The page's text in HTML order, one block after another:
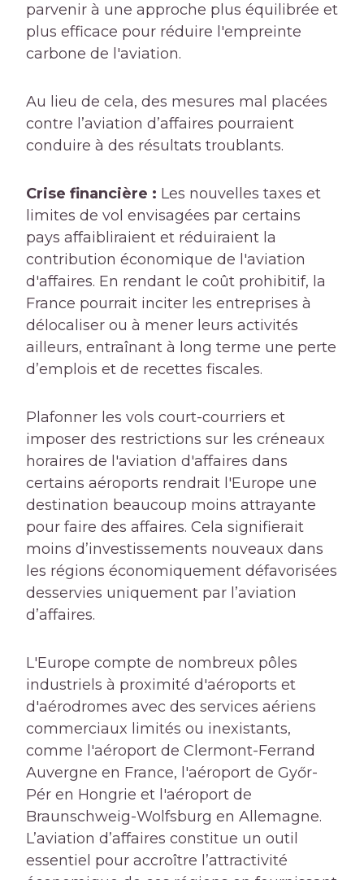
parvenir à une approche plus équilibrée et
plus efficace pour réduire l'empreinte
carbone de l'aviation.
Au lieu de cela, des mesures mal placées
contre l’aviation d’affaires pourraient
conduire à des résultats troublants.
Crise financière : Les nouvelles taxes et
limites de vol envisagées par certains
pays affaibliraient et réduiraient la
contribution économique de l'aviation
d'affaires. En rendant le coût prohibitif, la
France pourrait inciter les entreprises à
délocaliser ou à mener leurs activités
ailleurs, entraînant à long terme une perte
d’emplois et de recettes fiscales.
Plafonner les vols court-courriers et
imposer des restrictions sur les créneaux
horaires de l'aviation d'affaires dans
certains aéroports rendrait l'Europe une
destination beaucoup moins attrayante
pour faire des affaires. Cela signifierait
moins d’investissements nouveaux dans
les régions économiquement défavorisées
desservies uniquement par l’aviation
d’affaires.
L'Europe compte de nombreux pôles
industriels à proximité d'aéroports et
d'aérodromes avec des services aériens
commerciaux limités ou inexistants,
comme l'aéroport de Clermont-Ferrand
Auvergne en France, l'aéroport de Győr-
Pér en Hongrie et l'aéroport de
Braunschweig-Wolfsburg en Allemagne.
L’aviation d’affaires constitue un outil
essentiel pour accroître l’attractivité